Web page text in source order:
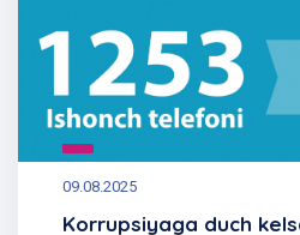
09.08.2025
Korrupsiyaga duch